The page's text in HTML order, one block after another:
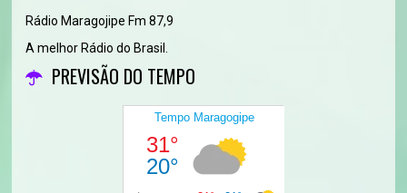
Rádio Maragojipe Fm 87,9
A melhor Rádio do Brasil.
PREVISÃO DO TEMPO